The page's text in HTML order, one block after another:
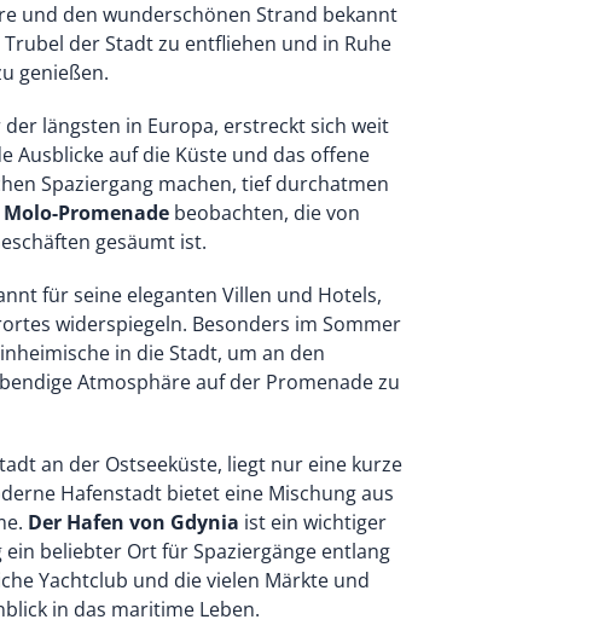
und den wunderschönen Strand bekannt
der Stadt zu entfliehen und in Ruhe
genießen.
längsten in Europa, erstreckt sich weit
Ausblicke auf die Küste und das offene
Spaziergang machen, tief durchatmen
Molo-Promenade beobachten, die von
gesäumt ist.
für seine eleganten Villen und Hotels,
widerspiegeln. Besonders im Sommer
in die Stadt, um an den
Atmosphäre auf der Promenade zu
an der Ostseeküste, liegt nur eine kurze
Hafenstadt bietet eine Mischung aus
Der Hafen von Gdynia ist ein wichtiger
beliebter Ort für Spaziergänge entlang
Yachtclub und die vielen Märkte und
in das maritime Leben.